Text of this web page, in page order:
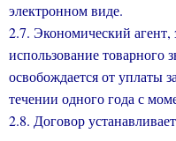
электронном виде.
2.7. Экономический
использование
освобождается от уплаты
течении одного года с
2.8. Договор